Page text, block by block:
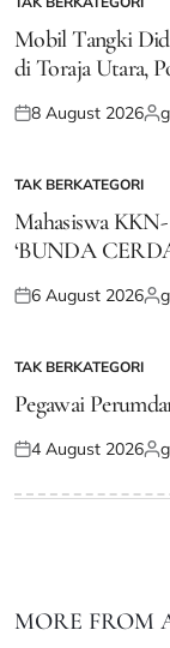
POSTED
IN
Mobil Tangki
di Toraja Utara,
Posted
8 August 2026
POSTED
IN
TAK BERKATEGORI
Mahasiswa
‘BUNDA
Posted
6 August 2026
POSTED
IN
TAK BERKATEGORI
Pegawai
Posted
4 August 2026
MORE FROM